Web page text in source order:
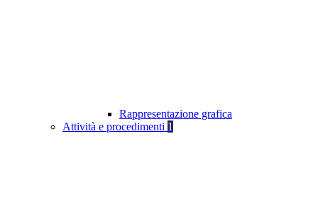
Rappresentazione grafica
Attività e procedimenti 1